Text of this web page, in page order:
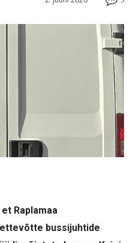
Raplamaa
bussijuhtide